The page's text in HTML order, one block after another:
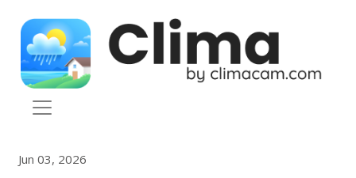
Jun 03, 2026